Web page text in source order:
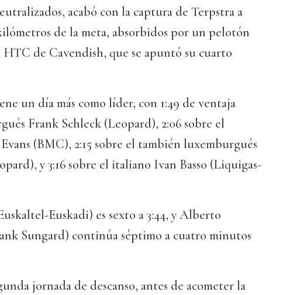
acabó con la captura de Terpstra a
de la meta, absorbidos por un pelotón
de Cavendish, que se apuntó su cuarto
un día más como líder, con 1:49 de ventaja
Frank Schleck (Leopard), 2:06 sobre el
(BMC), 2:15 sobre el también luxemburgués
y 3:16 sobre el italiano Ivan Basso (Liquigas-
Euskadi) es sexto a 3:44, y Alberto
Sungard) continúa séptimo a cuatro minutos
jornada de descanso, antes de acometer la